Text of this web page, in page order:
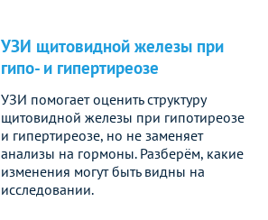
УЗИ щитовидной железы при
гипо- и гипертиреозе
УЗИ помогает оценить структуру
щитовидной железы при гипотиреозе
и гипертиреозе, но не заменяет
анализы на гормоны. Разберём, какие
изменения могут быть видны на
исследовании.